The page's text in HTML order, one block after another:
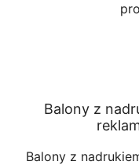
Balony z
Balony z